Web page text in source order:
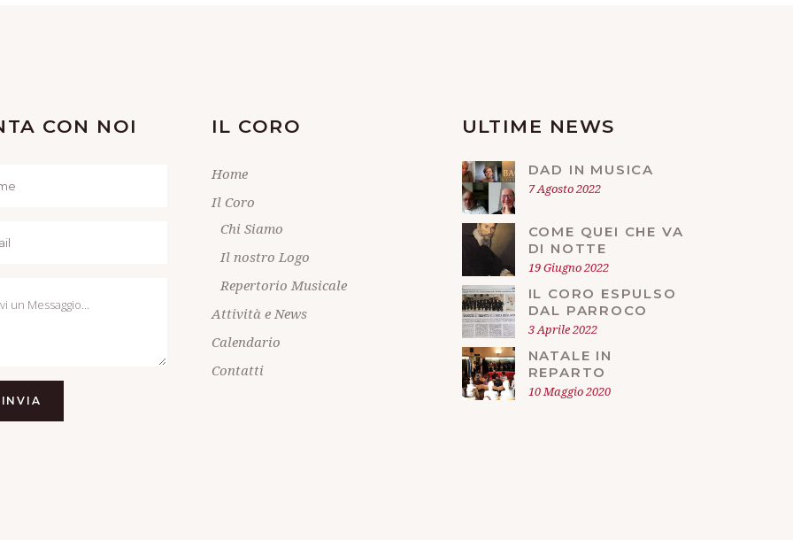
CON NOI
INVIA
IL CORO
Home
Il Coro
Chi Siamo
Il nostro Logo
Repertorio Musicale
Attività e News
Calendario
Contatti
ULTIME NEWS
DAD IN MUSICA
7 Agosto 2022
COME QUEI CHE VA
DI NOTTE
19 Giugno 2022
IL CORO ESPULSO
DAL PARROCO
3 Aprile 2022
NATALE IN
REPARTO
10 Maggio 2020